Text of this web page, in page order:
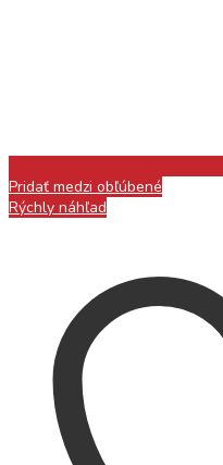
Pridať medzi obľúbené
Rýchly náhľad